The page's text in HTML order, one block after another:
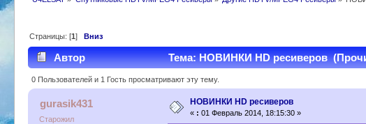
Страницы: [1]Вниз
Автор Тема: НОВИНКИ HD ресиверов
0 Пользователей и 1 Гость просматривают эту тему.
gurasik431
Старожил
НОВИНКИ HD ресиверов
« : 01 Февраль 2014, 18:15:30 »